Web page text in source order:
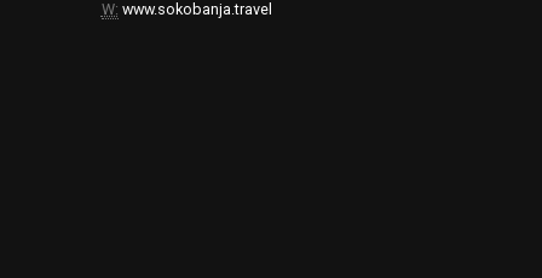
W: www.sokobanja.travel